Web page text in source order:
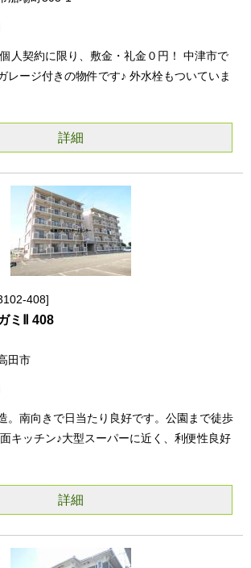
人契約に限り、敷金・礼金０円！ 中津市で
レージ付きの物件です♪ 外水栓もついていま
詳細
408
ミⅡ 408
田市
。南向きで日当たり良好です。公園まで徒歩
キッチン♪大型スーパーに近く、利便性良好
詳細